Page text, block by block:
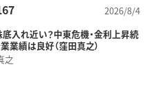
2026/8/4
底入れ近い？中東危機・金利上昇続
業績は良好（窪田真之）
之